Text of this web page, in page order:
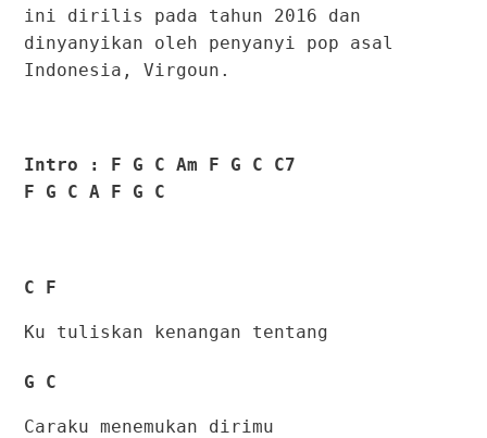
ini dirilis pada tahun 2016 dan
dinyanyikan oleh penyanyi pop asal
Indonesia, Virgoun.
Intro : F G C Am F G C C7
F G C A F G C
C F
Ku tuliskan kenangan tentang
G C
Caraku menemukan dirimu